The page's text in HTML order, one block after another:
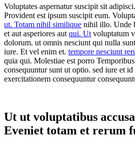
Voluptates aspernatur suscipit sit
Provident est ipsum suscipit eum.
ut. Totam nihil similique nihil illo. Unde
et aut asperiores aut qui. Ut voluptatum
dolorum. ut omnis nesciunt qui nulla
iure. Et vel enim et. tempore nesciunt
quia qui. Molestiae est porro
consequuntur sunt ut optio. sed iure et
exercitationem consequuntur
Ut ut voluptatibus
Eveniet totam et rerum